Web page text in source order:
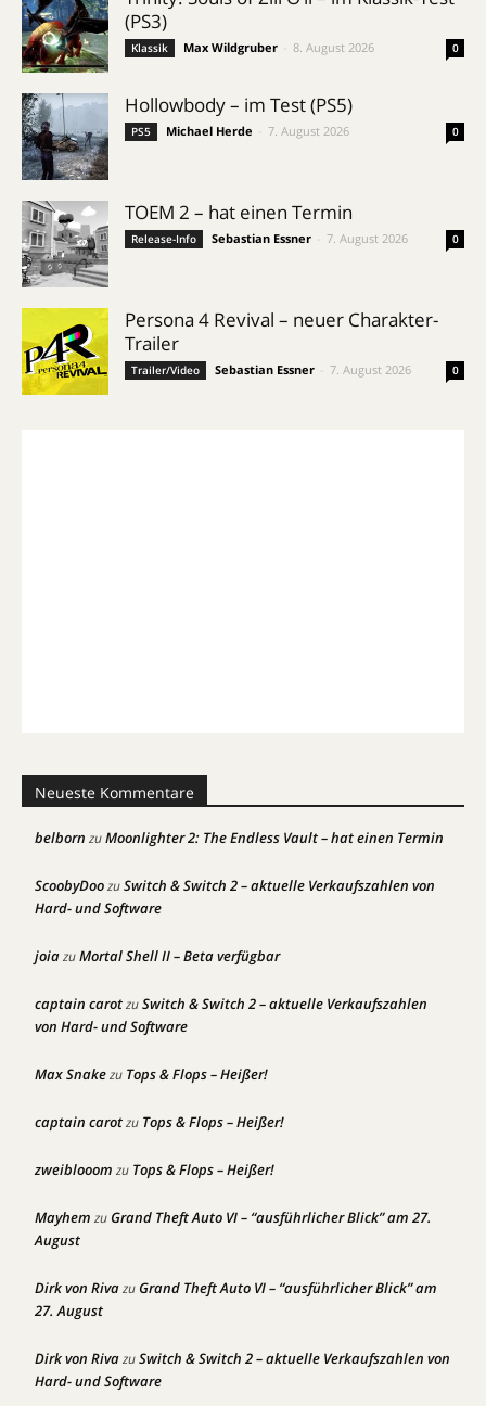
(PS3)
Klassik Max Wildgruber 8. August 2026 0
Hollowbody – im Test (PS5)
PS5 Michael Herde 7. August 2026 0
TOEM 2 – hat einen Termin
Release-Info Sebastian Essner 7. August 2026 0
Persona 4 Revival – neuer Charakter-
Trailer
Trailer/Video Sebastian Essner 7. August 2026 0
Neueste Kommentare
belborn zuMoonlighter 2: The Endless Vault – hat einen Termin
ScoobyDoozuSwitch & Switch 2 – aktuelle Verkaufszahlen von
Hard- und Software
joiazuMortal Shell II – Beta verfügbar
captain carotzuSwitch & Switch 2 – aktuelle Verkaufszahlen
von Hard- und Software
Max Snakezu Tops & Flops – Heißer!
captain carotzu Tops & Flops – Heißer!
zweiblooom zu Tops & Flops – Heißer!
Mayhem zuGrand Theft Auto VI – “ausführlicher Blick” am 27.
August
Dirk von RivazuGrand Theft Auto VI – “ausführlicher Blick” am
27. August
Dirk von RivazuSwitch & Switch 2 – aktuelle Verkaufszahlen von
Hard- und Software